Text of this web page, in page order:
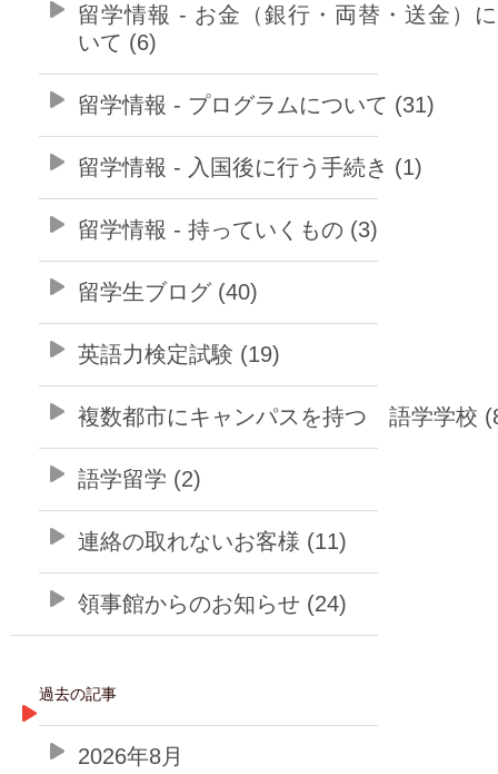
留学情報 - お金（銀行・両替・送金）
いて (6)
留学情報 - プログラムについて (31)
留学情報 - 入国後に行う手続き (1)
留学情報 - 持っていくもの (3)
留学生ブログ (40)
英語力検定試験 (19)
複数都市にキャンパスを持つ 語学学校
語学留学 (2)
連絡の取れないお客様 (11)
領事館からのお知らせ (24)
過去の記事
2026年8月